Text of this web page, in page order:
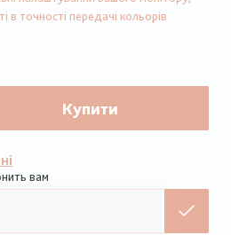
в точності передачі кольорів
Купити
вам